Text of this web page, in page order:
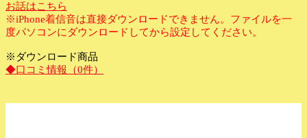
お話はこちら
※iPhone着信音は直接ダウンロードできません。 ファイルを一
度パソコンにダウンロードしてから設定してください。
※ダウンロード商品
◆口コミ情報（0件）